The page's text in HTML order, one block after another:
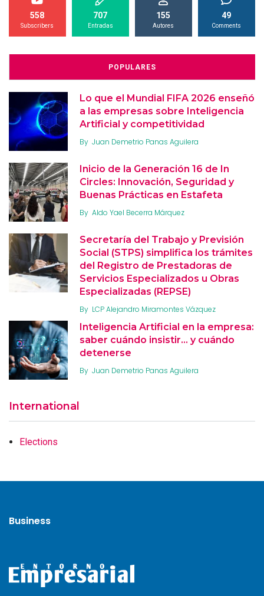
558
Subscribers
707
Entradas
155
Autores
49
Comments
POPULARES
Lo que el Mundial FIFA 2026 enseñó
a las empresas sobre Inteligencia
Artificial y competitividad
By Juan Demetrio Panas Aguilera
Inicio de la Generación 16 de In
Circles: Innovación, Seguridad y
Buenas Prácticas en Estafeta
By Aldo Yael Becerra Márquez
Secretaría del Trabajo y Previsión
Social (STPS) simplifica los trámites
del Registro de Prestadoras de
Servicios Especializados u Obras
Especializadas (REPSE)
By LCP Alejandro Miramontes Vázquez
Inteligencia Artificial en la empresa:
saber cuándo insistir… y cuándo
detenerse
By Juan Demetrio Panas Aguilera
International
Elections
Business